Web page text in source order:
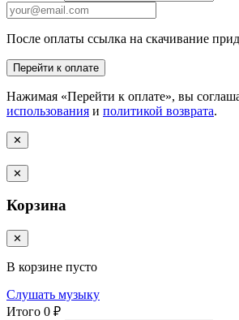
После оплаты ссылка на скачивание
Перейти к оплате
Нажимая «Перейти к оплате», вы
использования и политикой возврата.
✕
✕
Корзина
✕
В корзине пусто
Слушать музыку
Итого 0 ₽